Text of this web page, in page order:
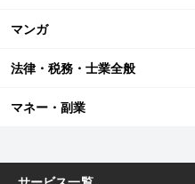
マンガ
法律・税務・士業全般
マネー・副業